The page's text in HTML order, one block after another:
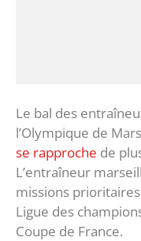
Le bal des
l’Olympique de
se rapproche de
L’entraîneur
missions
Ligue des
Coupe de France.